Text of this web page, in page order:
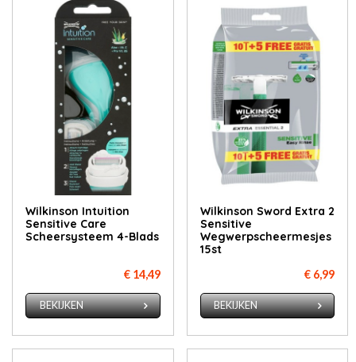
Wilkinson Intuition
Sensitive Care
Scheersysteem 4-Blads
€ 14,49
BEKIJKEN
Wilkinson Sword Extra 2
Sensitive
Wegwerpscheermesjes
15st
€ 6,99
BEKIJKEN